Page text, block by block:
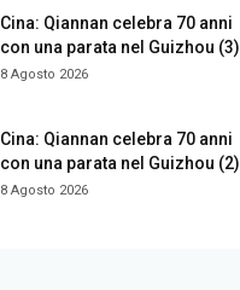
Cina: Qiannan celebra 70 anni
con una parata nel Guizhou (3)
8 Agosto 2026
Cina: Qiannan celebra 70 anni
con una parata nel Guizhou (2)
8 Agosto 2026